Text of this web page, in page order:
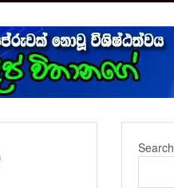
Search